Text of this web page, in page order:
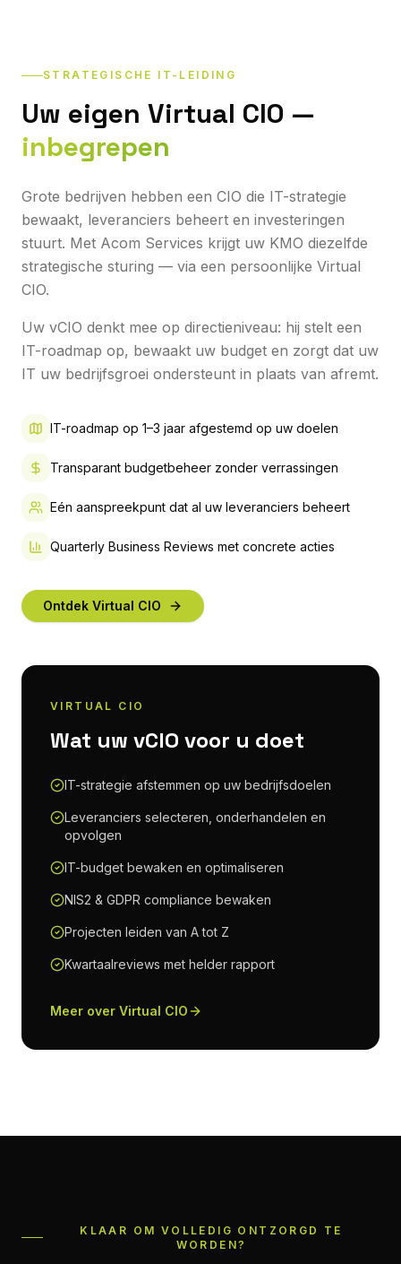
STRATEGISCHE IT-LEIDING
Uw eigen Virtual CIO —
inbegrepen
Grote bedrijven hebben een CIO die IT-strategie
bewaakt, leveranciers beheert en investeringen
stuurt. Met Acom Services krijgt uw KMO diezelfde
strategische sturing — via een persoonlijke Virtual
CIO.
Uw vCIO denkt mee op directieniveau: hij stelt een
IT-roadmap op, bewaakt uw budget en zorgt dat uw
IT uw bedrijfsgroei ondersteunt in plaats van afremt.
IT-roadmap op 1–3 jaar afgestemd op uw doelen
Transparant budgetbeheer zonder verrassingen
Eén aanspreekpunt dat al uw leveranciers beheert
Quarterly Business Reviews met concrete acties
Ontdek Virtual CIO
VIRTUAL CIO
Wat uw vCIO voor u doet
IT-strategie afstemmen op uw bedrijfsdoelen
Leveranciers selecteren, onderhandelen en
opvolgen
IT-budget bewaken en optimaliseren
NIS2 & GDPR compliance bewaken
Projecten leiden van A tot Z
Kwartaalreviews met helder rapport
Meer over Virtual CIO
KLAAR OM VOLLEDIG ONTZORGD TE
WORDEN?